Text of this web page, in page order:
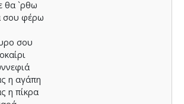
θα `ρθω
σου φέρω
σου
η αγάπη
η πίκρα